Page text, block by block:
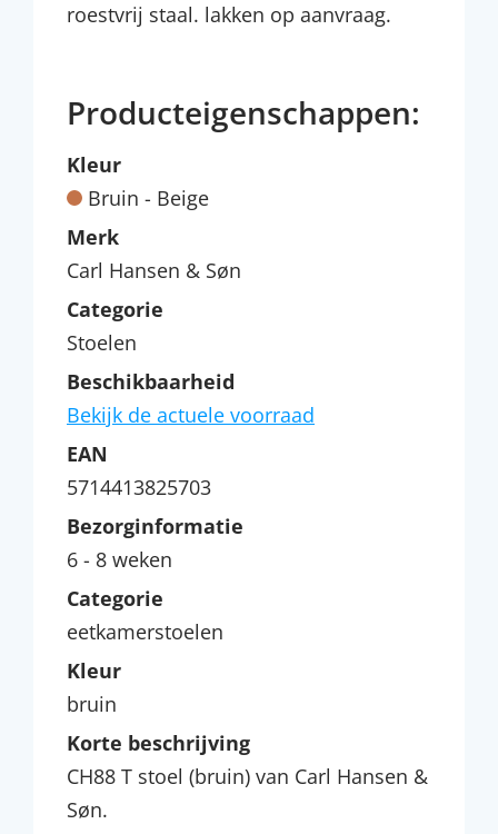
roestvrij staal. lakken op aanvraag.
Producteigenschappen:
Kleur
Bruin - Beige
Merk
Carl Hansen & Søn
Categorie
Stoelen
Beschikbaarheid
Bekijk de actuele voorraad
EAN
5714413825703
Bezorginformatie
6 - 8 weken
Categorie
eetkamerstoelen
Kleur
bruin
Korte beschrijving
CH88 T stoel (bruin) van Carl Hansen &
Søn.